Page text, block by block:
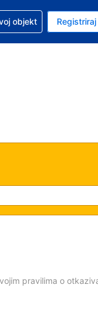
valuta EUR
je trenutačni jezik
sa svojom
objekt
pravilima o